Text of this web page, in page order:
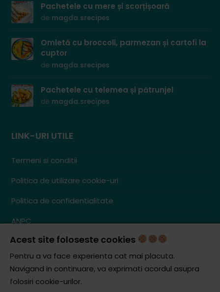
Pachetele cu mere și scorțișoară
de magda.srecipes
Omletă cu broccoli, parmezan și cartofi la
cuptor
de magda.srecipes
Pachetele cu telemea și pătrunjel
de magda.srecipes
LINK-URI UTILE
Termeni si conditii
Politica de utilizare cookie-uri
Politica de confidentialitate
ANPC
Contact
S.C. ZENCOM MEDIA GROUP SRL
J20/1379/2017
Acest site foloseste cookies
Pentru a va face experienta cat mai placuta.
Navigand in continuare, va exprimati acordul asupra
folosiri cookie-urilor.